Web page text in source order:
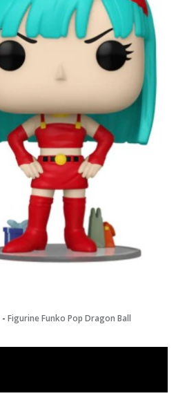
-Figurine Funko Pop Dragon Ball